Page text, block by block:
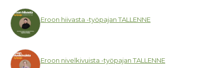
Eroon hiivasta -työpajan TALLENNE
Eroon nivelkivuista -työpajan TALLENNE